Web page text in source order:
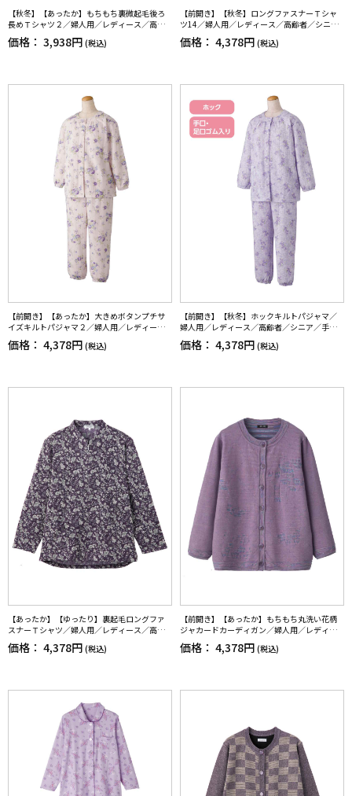
【秋冬】【あったか】もちもち裏微起毛後ろ
長めＴシャツ２／婦人用／レディース／高齢
者／シニア／名前記入欄付／洗濯機OK／乾燥
機OK（低温）／プレゼント／ギフト【CF】
価格： 3,938円 (税込)
【前開き】【秋冬】ロングファスナーＴシャ
ツ14／婦人用／レディース／高齢者／シニア
／後ろ長め／ゆったり／洗濯機OK／名前記入
欄付／前ポケット／ギフト／プレゼント【C
価格： 4,378円 (税込)
【前開き】【あったか】大きめボタンプチサ
イズキルトパジャマ２／婦人用／レディース
／シニア／高齢者／名前記入欄付／留めやす
い／秋冬／ギフト／プレゼント【CF】
価格： 4,378円 (税込)
【前開き】【秋冬】ホックキルトパジャマ／
婦人用／レディース／高齢者／シニア／手口
足口ゴム入り／ホックボタン／ギフト／プレ
ゼント【CF】
価格： 4,378円 (税込)
【あったか】【ゆったり】裏起毛ロングファ
スナーＴシャツ／婦人用／レディース／高齢
者／シニア／後ろ長め／名前が書ける／名前
記入欄付／洗濯機OK／前ポケット／おしゃれ
価格： 4,378円 (税込)
【前開き】【あったか】もちもち丸洗い花柄
ジャカードカーディガン／婦人用／レディー
ス／高齢者／シニア／自宅で洗える／洗濯機O
K／ゆったり／名前記入欄付／おしゃれ／お出
価格： 4,378円 (税込)